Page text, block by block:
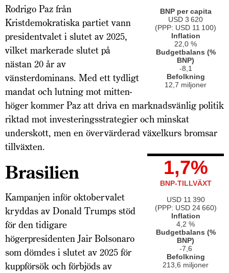
BNP per capita
USD 3 620
(PPP: USD 11 100)
Inflation
22,0 %
Budgetbalans (%
BNP)
-8,1
Befolkning
12,7 miljoner
Rodrigo Paz från
Kristdemokratiska partiet vann
presidentvalet i slutet av 2025,
vilket markerade slutet på
nästan 20 år av
vänsterdominans. Med ett tydligt
mandat och lutning mot mitten-
höger kommer Paz att driva en marknadsvänlig politik
riktad mot investeringsstrategier och minskat
underskott, men en övervärderad växelkurs bromsar
tillväxten.
1,7%
BNP-TILLVÄXT
USD 11 390
(PPP: USD 24 660)
Inflation
4,2 %
Budgetbalans (%
BNP)
-7,6
Befolkning
213,6 miljoner
Brasilien
Kampanjen inför oktobervalet
kryddas av Donald Trumps stöd
för den tidigare
högerpresidenten Jair Bolsonaro
som dömdes i slutet av 2025 för
kuppförsök och förbjöds av